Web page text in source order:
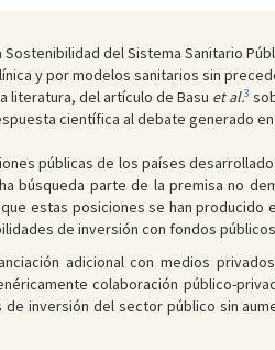
del Sistema Sanitario
y por modelos sanitarios sin
literatura, del artículo de Basu et al.3
científica al debate generado
públicas de los países
búsqueda parte de la premisa no
estas posiciones se han
de inversión con fondos
adicional con medios
colaboración público-
inversión del sector público sin